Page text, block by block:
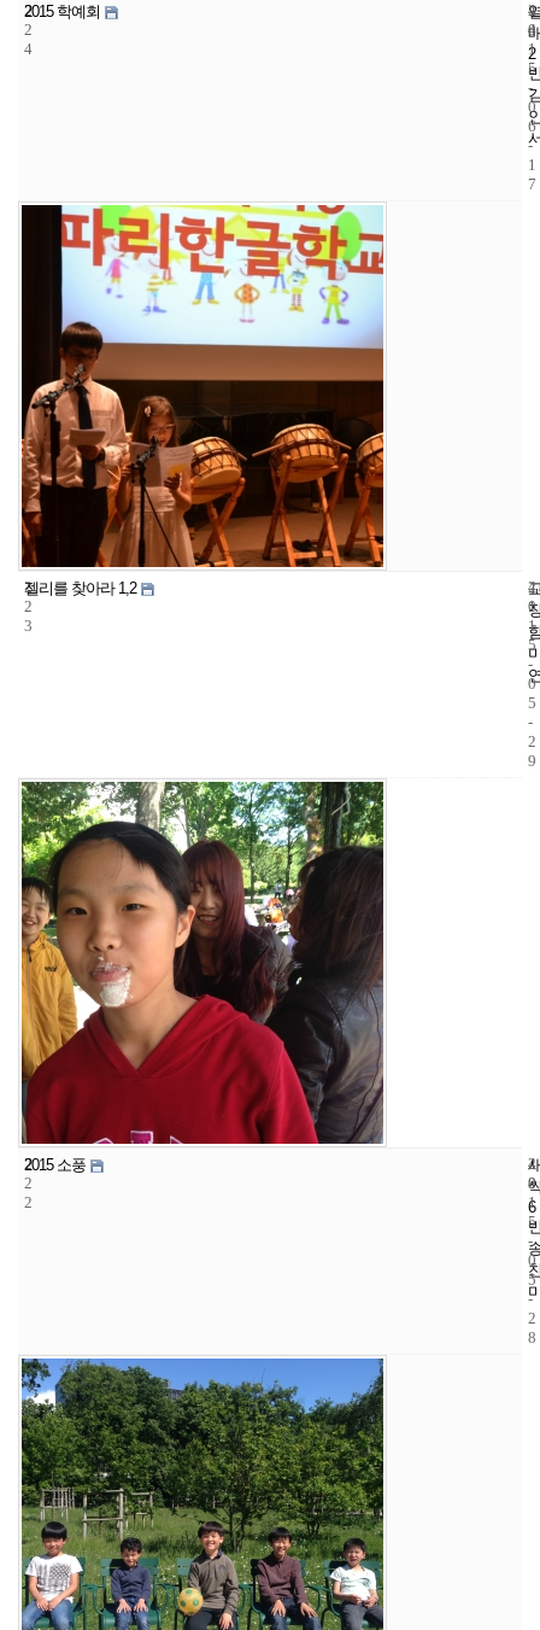
2
2
4
2015 학예회
2
4
4
2
0
1
5
-
0
6
-
1
7
2
2
3
젤리를 찾아라 1,2
4
1
2
0
1
5
-
0
5
-
2
9
2
2
2
2015 소풍
6
4
8
2
0
1
5
-
0
5
-
2
8